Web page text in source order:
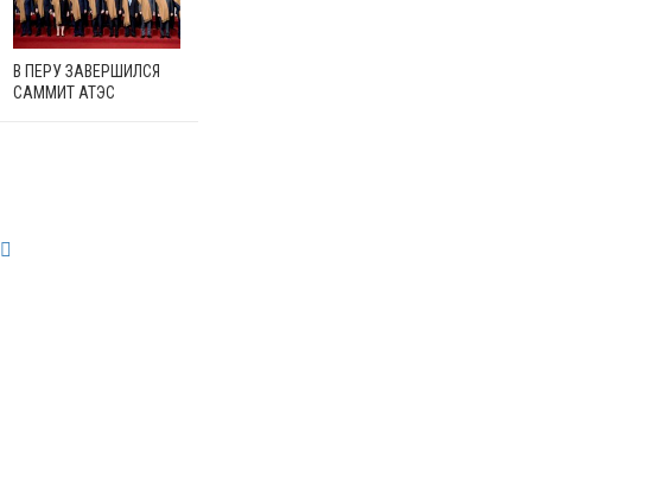
В ПЕРУ ЗАВЕРШИЛСЯ
САММИТ АТЭС